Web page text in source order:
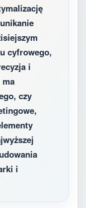
cyfrowego,
i
czy
i